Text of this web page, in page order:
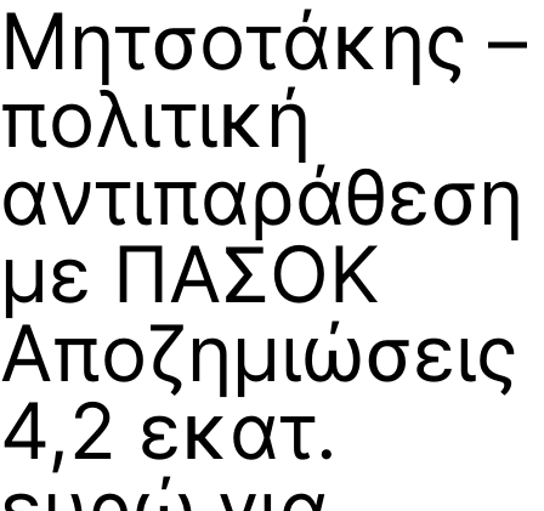
Μητσοτάκης –
πολιτική
αντιπαράθεση
με ΠΑΣΟΚ
Αποζημιώσεις
4,2 εκατ.